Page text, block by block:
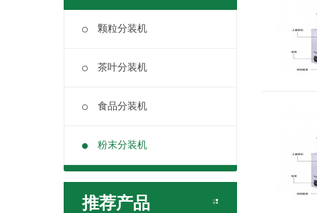
颗粒分装机
茶叶分装机
食品分装机
粉末分装机
推荐产品